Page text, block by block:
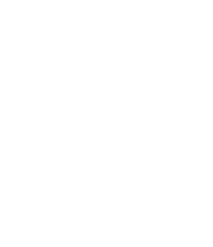
遊戲更
为营接近倔强女医生李梦（李萌萌 饰